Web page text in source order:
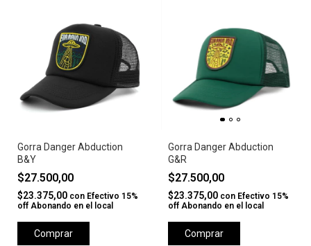
Gorra Danger Abduction
B&Y
$27.500,00
$23.375,00 con Efectivo 15%
off Abonando en el local
Comprar
Gorra Danger Abduction
G&R
$27.500,00
$23.375,00 con Efectivo 15%
off Abonando en el local
Comprar